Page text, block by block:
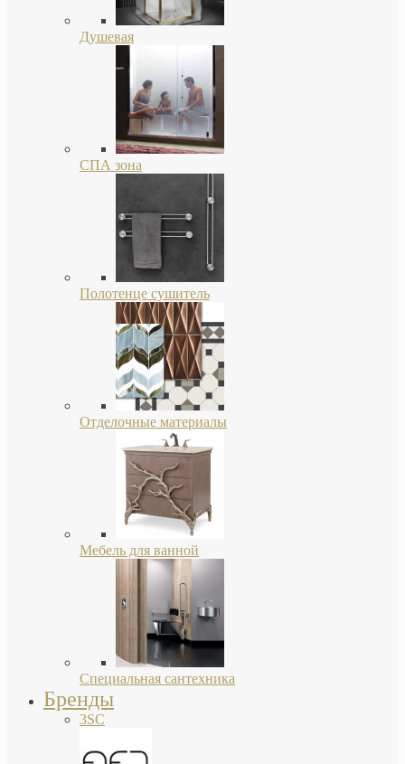
Душевая
СПА зона
Полотенце сушитель
Отделочные материалы
Мебель для ванной
Специальная сантехника
Бренды
3SC